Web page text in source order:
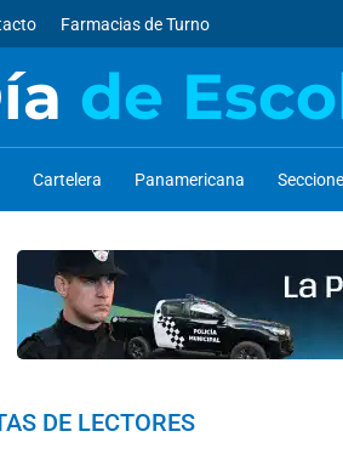
Farmacias de Turno
de
Cartelera Panamericana
DE LECTORES